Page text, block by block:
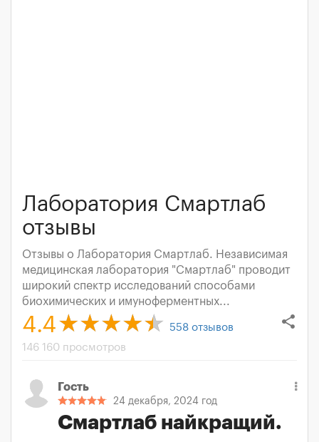
Лаборатория Смартлаб
отзывы
Отзывы о Лаборатория Смартлаб. Независимая
медицинская лаборатория "Смартлаб" проводит
широкий спектр исследований способами
биохимических и имуноферментных...
share
4.4 558 отзывов
146 160 просмотров
Гость
24 декабря, 2024 год
Смартлаб найкращий.